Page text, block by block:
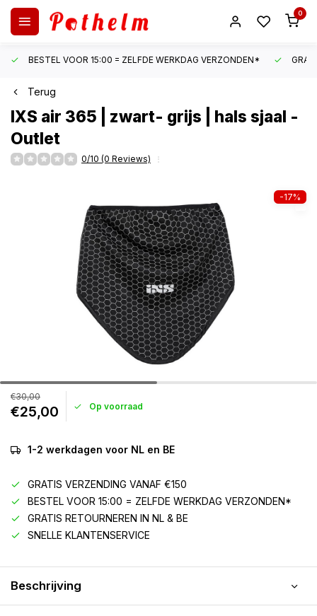
0
BESTEL VOOR 15:00 = ZELFDE WERKDAG VERZONDEN*
Terug
IXS air 365 | zwart- grijs | hals sjaal -
Outlet
0/10 (0 Reviews)
-17%
€30,00
€25,00 Op voorraad
1-2 werkdagen voor NL en BE
GRATIS VERZENDING VANAF €150
BESTEL VOOR 15:00 = ZELFDE WERKDAG VERZONDEN*
GRATIS RETOURNEREN IN NL & BE
SNELLE KLANTENSERVICE
Beschrijving